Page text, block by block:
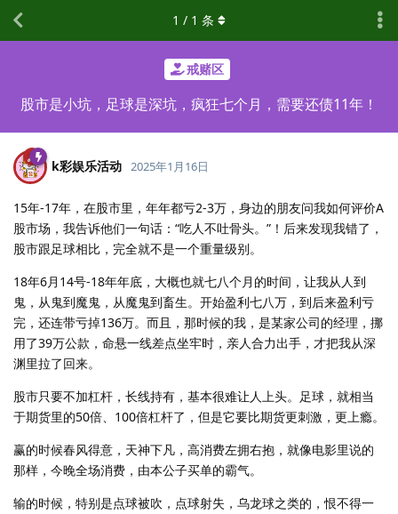
戒赌区
股市是小坑，足球是深坑，疯狂七个月，需要还债11年！
1 / 1 条
k彩娱乐活动 2025年1月16日
15年-17年，在股市里，年年都亏2-3万，身边的朋友问我如何评价A
股市场，我告诉他们一句话：“吃人不吐骨头。”！后来发现我错了，
股市跟足球相比，完全就不是一个重量级别。
18年6月14号-18年年底，大概也就七八个月的时间，让我从人到
鬼，从鬼到魔鬼，从魔鬼到畜生。开始盈利七八万，到后来盈利亏
完，还连带亏掉136万。而且，那时候的我，是某家公司的经理，挪
用了39万公款，命悬一线差点坐牢时，亲人合力出手，才把我从深
渊里拉了回来。
股市只要不加杠杆，长线持有，基本很难让人上头。足球，就相当
于期货里的50倍、100倍杠杆了，但是它要比期货更刺激，更上瘾。
赢的时候春风得意，天神下凡，高消费左拥右抱，就像电影里说的
那样，今晚全场消费，由本公子买单的霸气。
输的时候，特别是点球被吹，点球射失，乌龙球之类的，恨不得一